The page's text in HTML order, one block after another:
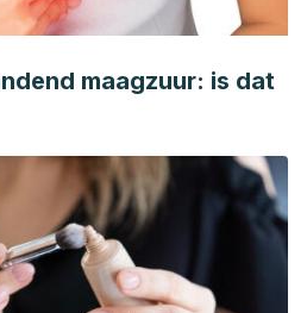
maagzuur: is dat